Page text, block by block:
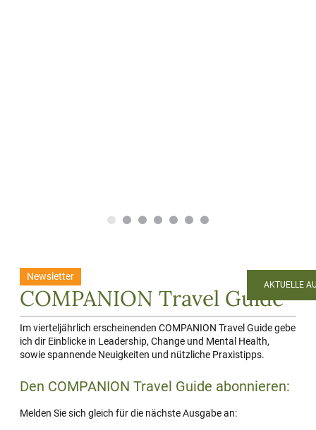
Ich habe mir Christians
Unterstützung geholt, als ich in
meinem Unternehmen vor ein paar
größeren Entscheidungen stand.
Die Gespräche mit ihm haben mir
sehr geholfen, klarer zu sehen, was
ich eigentlich will und auf welchem
Weg ich dieses Ziel erreichen kann.
AKTUELLE
Newsletter
COMPANION Travel Guide
Im vierteljährlich erscheinenden COMPANION Travel Guide gebe
ich dir Einblicke in Leadership, Change und Mental Health,
sowie spannende Neuigkeiten und nützliche Praxistipps.
Den COMPANION Travel Guide abonnieren:
Melden Sie sich gleich für die nächste Ausgabe an: